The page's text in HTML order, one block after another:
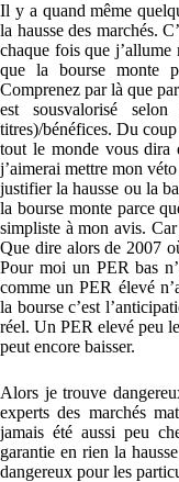
Il y a quand même
la hausse des marchés.
chaque fois que j’allume
que la bourse monte
Comprenez par là que
est sousvalorisé
titres)/bénéfices. Du
tout le monde vous dira
j’aimerai mettre mon
justifier la hausse ou la
la bourse monte parce
simpliste à mon avis.
Que dire alors de 2007
Pour moi un PER bas
comme un PER élevé
la bourse c’est
réel. Un PER elevé peu
peut encore baisser.
Alors je trouve
experts des marchés
jamais été aussi peu
garantie en rien la
dangereux pour les